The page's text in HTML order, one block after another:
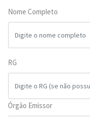
Nome Completo
RG
Órgão Emissor